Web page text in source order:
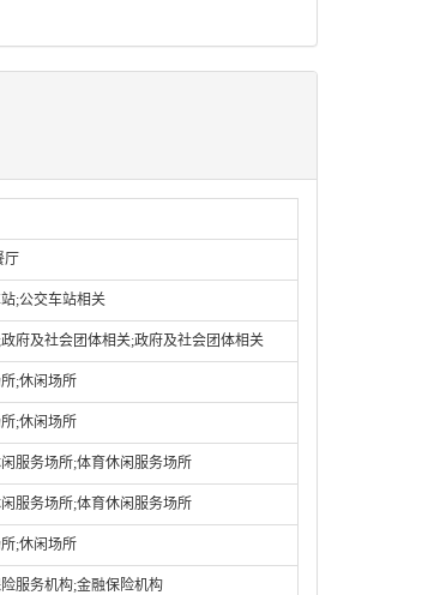
厅
;公交车站相关
府及社会团体相关;政府及社会团体相关
;休闲场所
;休闲场所
服务场所;体育休闲服务场所
服务场所;体育休闲服务场所
;休闲场所
服务机构;金融保险机构